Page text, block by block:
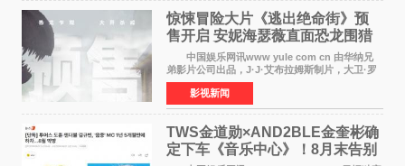
惊悚冒险大片《逃出绝命街》预
售开启 安妮海瑟薇直面恐龙围猎
中国娱乐网讯www yule com cn 由华纳兄
弟影片公司出品，J·J·艾布拉姆斯制片，大卫·罗
伯特·米切尔执导，好莱坞巨星安妮·海瑟薇和伊万
·麦克格雷格领衔主演的2026暑期惊悚冒险大片
《逃出绝
影视新闻
TWS金道勋×AND2BLE金奎彬确
定下车《音乐中心》！8月末告别